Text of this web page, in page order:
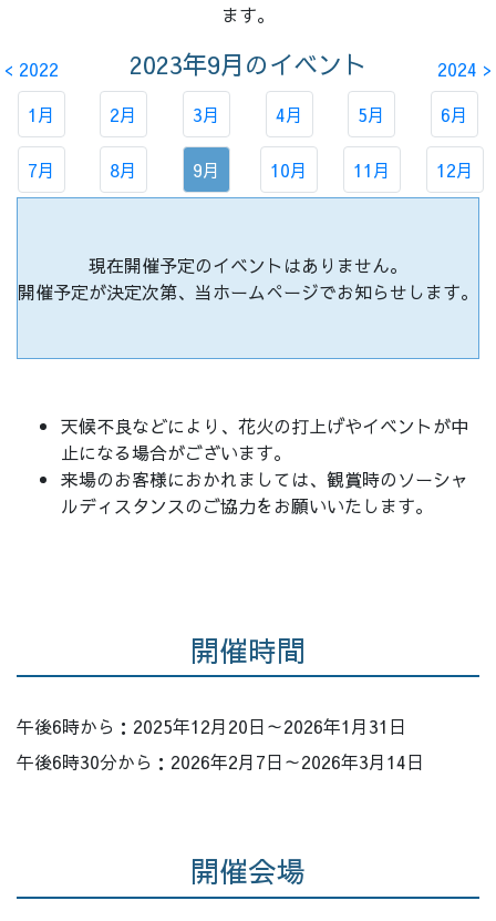
ます。
< 2022 2023年9月のイベント
2024 >
1月
2月 3月 4月 5月 6月
7月 8月 9月 10月 11月 12月
現在開催予定のイベントはありません。
開催予定が決定次第、当ホームぺージでお知らせします。
天候不良などにより、花火の打上げやイベントが中
止になる場合がございます。
来場のお客様におかれましては、観賞時のソーシャ
ルディスタンスのご協力をお願いいたします。
開催時間
午後6時から：2025年12月20日～2026年1月31日
午後6時30分から：2026年2月7日～2026年3月14日
開催会場